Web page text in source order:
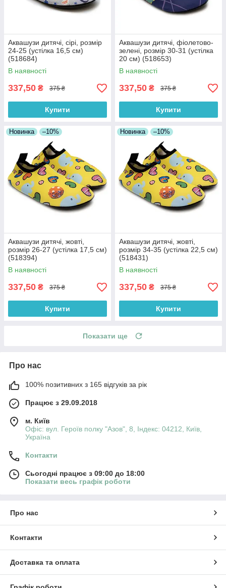
Аквашузи дитячі, сірі, розмір
24-25 (устілка 16,5 см)
(518684)
В наявності
337,50 ₴ 375 ₴
Купити
Аквашузи дитячі, фіолетово-
зелені, розмір 30-31 (устілка
20 см) (518653)
В наявності
337,50 ₴ 375 ₴
Купити
Новинка –10%
Аквашузи дитячі, жовті,
розмір 26-27 (устілка 17,5 см)
(518394)
В наявності
337,50 ₴ 375 ₴
Купити
Новинка –10%
Аквашузи дитячі, жовті,
розмір 34-35 (устілка 22,5 см)
(518431)
В наявності
337,50 ₴ 375 ₴
Купити
Показати ще
Про нас
100% позитивних з 165 відгуків за рік
Працює з 29.09.2018
м. Київ
Офіс: вул. Героїв полку "Азов", 8, Індекс: 04212, Київ,
Україна
Контакти
Сьогодні працює з 09:00 до 18:00
Показати весь графік роботи
Про нас
Контакти
Доставка та оплата